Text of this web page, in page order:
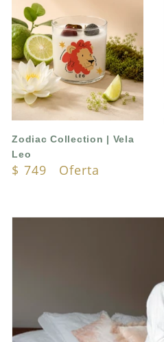
Vela
Leo
Zodiac Collection | Vela
Leo
Translation
$ 749 Oferta